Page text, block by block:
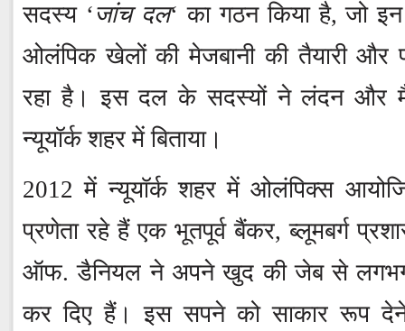
सदस्य ‘जांच दल‘ का गठन किया है, जो
ओलंपिक खेलों की मेजबानी की तैयारी और
रहा है। इस दल के सदस्यों ने लंदन और
न्यूयॉर्क शहर में बिताया।
2012 में न्यूयॉर्क शहर में ओलंपिक्स
प्रणेता रहे हैं एक भूतपूर्व बैंकर, ब्लूमबर्ग
ऑफ. डैनियल ने अपने खुद की जेब से लगभग
कर दिए हैं। इस सपने को साकार रूप